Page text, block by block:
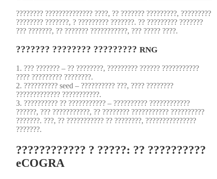
???????? ?????????????? ????, ?? ??????? ?????????, ?????????
???????? ???????, ? ????????? ???????. ?? ????????? ???????
??? ???????, ?? ??????? ???????????, ??? ????? ????.
??????? ???????? ????????? RNG
1. ??? ??????? – ?? ????????, ????????? ?????? ???????????
???? ????????? ????????.
2. ?????????? seed – ?????????? ???, ???? ????????
????????????? ???????????.
3. ?????????? ?? ??????????? – ?????????? ????????????
??????, ??? ???????????, ?? ???????? ??????????? ??????????
???????. ???, ?? ??????????? ?? ????????, ???????????????
???????.
???????????? ? ?????: ?? ??????????
eCOGRA